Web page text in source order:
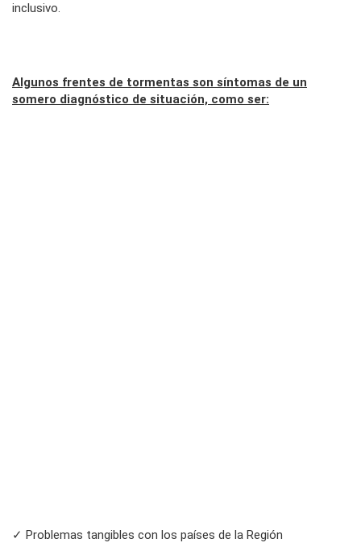
inclusivo.
Algunos frentes de tormentas son síntomas de un
somero diagnóstico de situación, como ser:
✓ Problemas tangibles con los países de la Región